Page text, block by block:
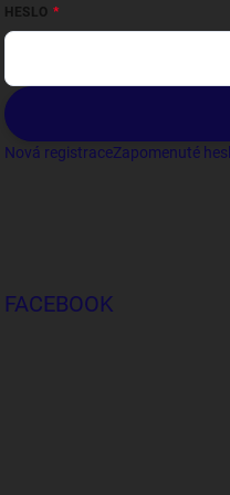
HESLO
Nová registraceZapomenuté
FACEBOOK